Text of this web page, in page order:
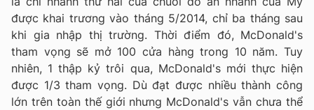
được khai trương vào tháng 5/2014, chỉ ba tháng sau
khi gia nhập thị trường. Thời điểm đó, McDonald's
tham vọng sẽ mở 100 cửa hàng trong 10 năm. Tuy
nhiên, 1 thập kỷ trôi qua, McDonald's mới thực hiện
được 1/3 tham vọng. Dù đạt được nhiều thành công
lớn trên toàn thế giới nhưng McDonald's vẫn chưa thể